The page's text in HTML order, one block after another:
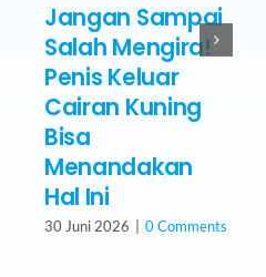
Jangan Sampai
Salah Mengira!
Penis Keluar
Cairan Kuning
Bisa
Menandakan
Hal Ini
30 Juni 2026 | 0 Comments